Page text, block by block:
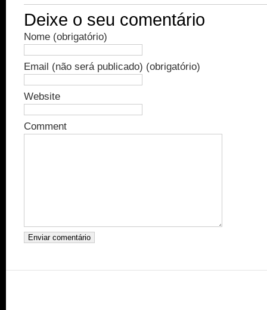
Deixe o seu comentário
Nome (obrigatório)
Email (não será publicado) (obrigatório)
Website
Comment